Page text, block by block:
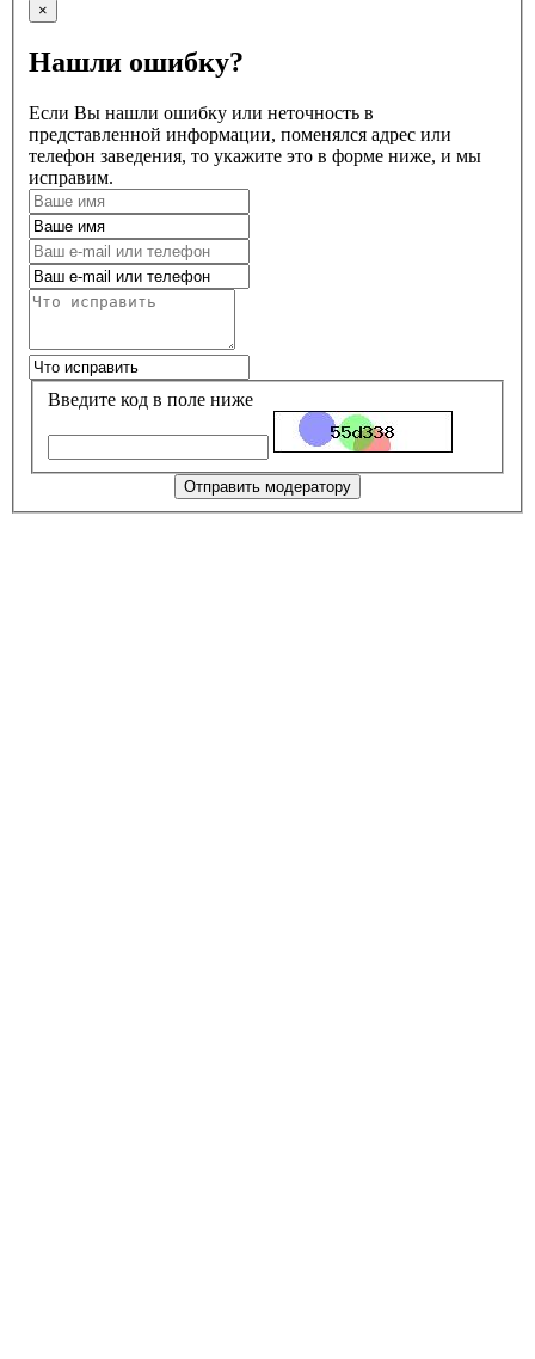
×
Нашли ошибку?
Если Вы нашли ошибку или неточность в
представленной информации, поменялся адрес или
телефон заведения, то укажите это в форме ниже, и мы
исправим.
Введите код в поле ниже
Отправить модератору